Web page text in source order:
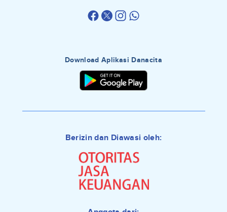
Download Aplikasi Danacita
Berizin dan Diawasi oleh: